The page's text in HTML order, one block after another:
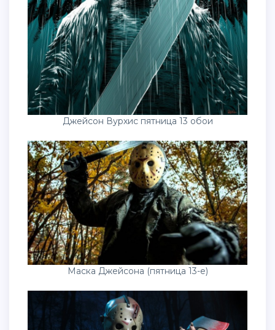
Джейсон Вурхис пятница 13 обои
Маска Джейсона (пятница 13-е)